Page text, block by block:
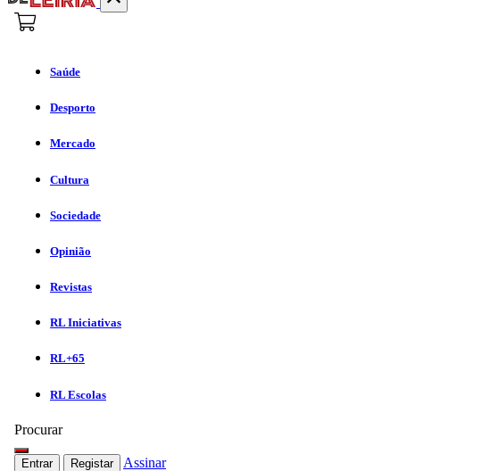
Saúde
Desporto
Mercado
Cultura
Sociedade
Opinião
Revistas
RL Iniciativas
RL+65
RL Escolas
Procurar
Entrar Registar Assinar